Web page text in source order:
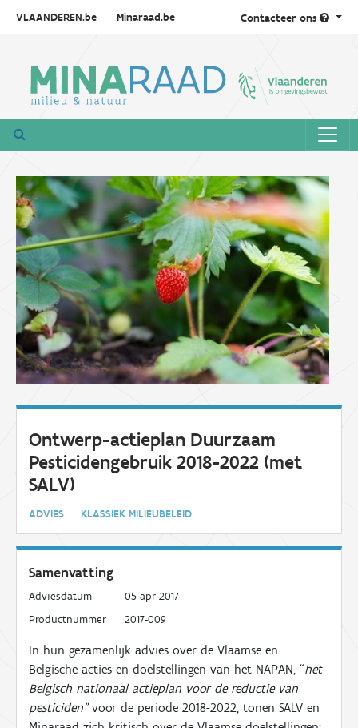
VLAANDEREN.be Minaraad.be Contacteer ons
Ontwerp-actieplan Duurzaam
Pesticidengebruik 2018-2022 (met
SALV)
ADVIES KLASSIEK MILIEUBELEID
Samenvatting
Adviesdatum
05 apr 2017
Productnummer
2017-009
In hun gezamenlijk advies over de Vlaamse en
Belgische acties en doelstellingen van het NAPAN, “het
Belgisch nationaal actieplan voor de reductie van
pesticiden”voor de periode 2018-2022, tonen SALV en